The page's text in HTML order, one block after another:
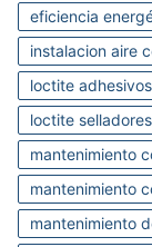
eficiencia
instalacion aire
loctite
loctite
mantenimiento
mantenimiento
mantenimiento